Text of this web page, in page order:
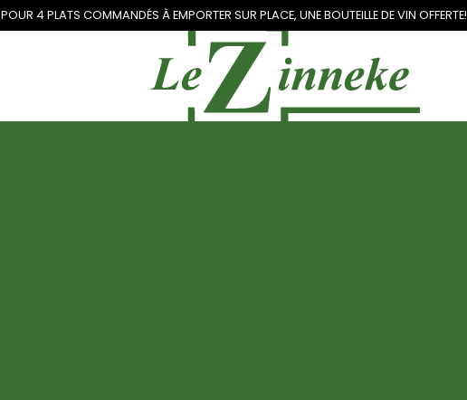
POUR 4 PLATS COMMANDÉS À EMPORTER SUR PLACE, UNEBOUTEILLE DE VIN OFFERTE!